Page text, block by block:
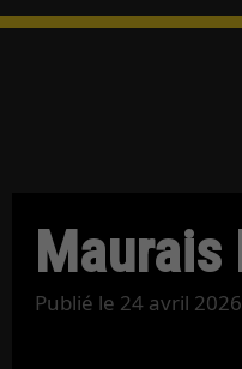
Maurais
Publié le 24 avril 2026